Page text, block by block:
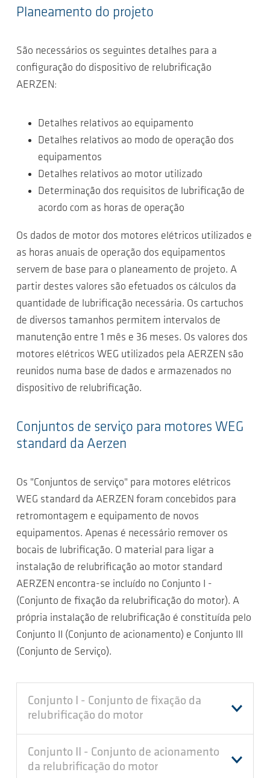
Planeamento do projeto
São necessários os seguintes detalhes para a
configuração do dispositivo de relubrificação
AERZEN:
Detalhes relativos ao equipamento
Detalhes relativos ao modo de operação dos
equipamentos
Detalhes relativos ao motor utilizado
Determinação dos requisitos de lubrificação de
acordo com as horas de operação
Os dados de motor dos motores elétricos utilizados e
as horas anuais de operação dos equipamentos
servem de base para o planeamento de projeto. A
partir destes valores são efetuados os cálculos da
quantidade de lubrificação necessária. Os cartuchos
de diversos tamanhos permitem intervalos de
manutenção entre 1 mês e 36 meses. Os valores dos
motores elétricos WEG utilizados pela AERZEN são
reunidos numa base de dados e armazenados no
dispositivo de relubrificação.
Conjuntos de serviço para motores WEG
standard da Aerzen
Os "Conjuntos de serviço" para motores elétricos
WEG standard da AERZEN foram concebidos para
retromontagem e equipamento de novos
equipamentos. Apenas é necessário remover os
bocais de lubrificação. O material para ligar a
instalação de relubrificação ao motor standard
AERZEN encontra-se incluído no Conjunto I -
(Conjunto de fixação da relubrificação do motor). A
própria instalação de relubrificação é constituída pelo
Conjunto II (Conjunto de acionamento) e Conjunto III
(Conjunto de Serviço).
Conjunto I - Conjunto de fixação da
relubrificação do motor
Conjunto II - Conjunto de acionamento
da relubrificação do motor